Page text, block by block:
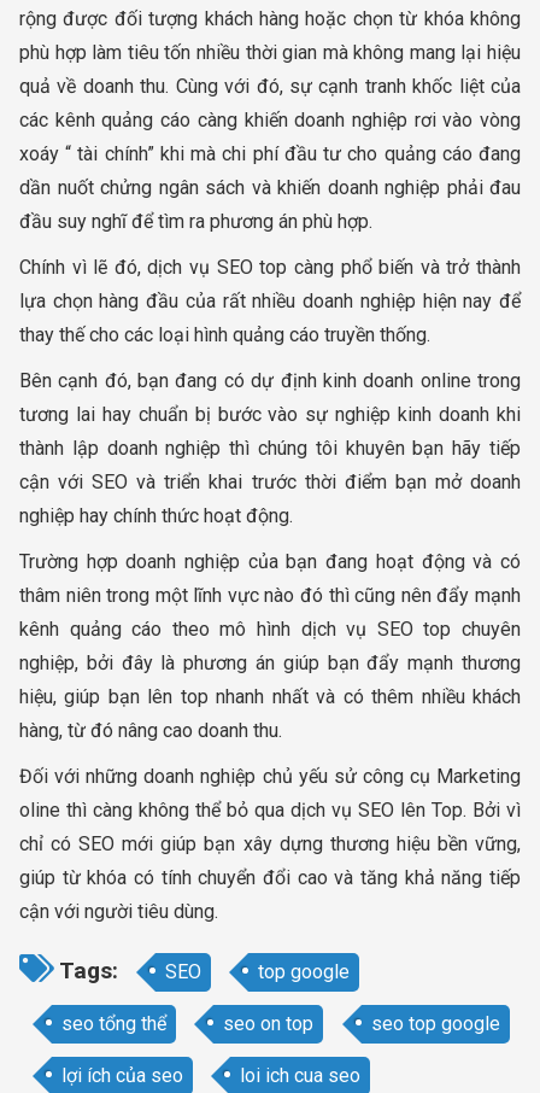
rộng được đối tượng khách hàng hoặc chọn từ khóa không
phù hợp làm tiêu tốn nhiều thời gian mà không mang lại hiệu
quả về doanh thu. Cùng với đó, sự cạnh tranh khốc liệt của
các kênh quảng cáo càng khiến doanh nghiệp rơi vào vòng
xoáy “ tài chính” khi mà chi phí đầu tư cho quảng cáo đang
dần nuốt chửng ngân sách và khiến doanh nghiệp phải đau
đầu suy nghĩ để tìm ra phương án phù hợp.
Chính vì lẽ đó, dịch vụ SEO top càng phổ biến và trở thành
lựa chọn hàng đầu của rất nhiều doanh nghiệp hiện nay để
thay thế cho các loại hình quảng cáo truyền thống.
Bên cạnh đó, bạn đang có dự định kinh doanh online trong
tương lai hay chuẩn bị bước vào sự nghiệp kinh doanh khi
thành lập doanh nghiệp thì chúng tôi khuyên bạn hãy tiếp
cận với SEO và triển khai trước thời điểm bạn mở doanh
nghiệp hay chính thức hoạt động.
Trường hợp doanh nghiệp của bạn đang hoạt động và có
thâm niên trong một lĩnh vực nào đó thì cũng nên đẩy mạnh
kênh quảng cáo theo mô hình dịch vụ SEO top chuyên
nghiệp, bởi đây là phương án giúp bạn đẩy mạnh thương
hiệu, giúp bạn lên top nhanh nhất và có thêm nhiều khách
hàng, từ đó nâng cao doanh thu.
Đối với những doanh nghiệp chủ yếu sử công cụ Marketing
oline thì càng không thể bỏ qua dịch vụ SEO lên Top. Bởi vì
chỉ có SEO mới giúp bạn xây dựng thương hiệu bền vững,
giúp từ khóa có tính chuyển đổi cao và tăng khả năng tiếp
cận với người tiêu dùng.
Tags: SEO top google
seo tổng thể seo on top seo top google
lợi ích của seo loi ich cua seo